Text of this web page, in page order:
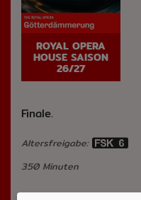
ROYAL OPERA
HOUSE SAISON
26/27
Finale.
Altersfreigabe:
350 Minuten